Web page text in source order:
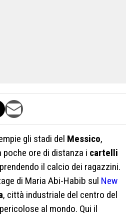
gli stadi del Messico,
ore di distanza i cartelli
il calcio dei ragazzini.
di Maria Abi-Habib sul New
, città industriale del centro del
al mondo. Qui il